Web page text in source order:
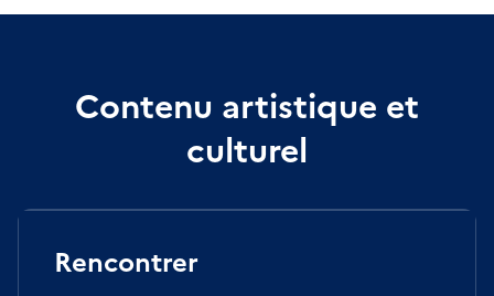
Contenu artistique et
culturel
Rencontrer